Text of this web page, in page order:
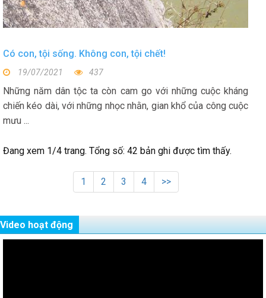
Có con, tội sống. Không con, tội chết!
19/07/2021 437
Những năm dân tộc ta còn cam go với những cuộc kháng
chiến kéo dài, với những nhọc nhằn, gian khổ của công cuộc
mưu ...
Đang xem 1/4 trang. Tổng số: 42 bản ghi được tìm thấy.
1 2 3 4 >>
Video hoạt động